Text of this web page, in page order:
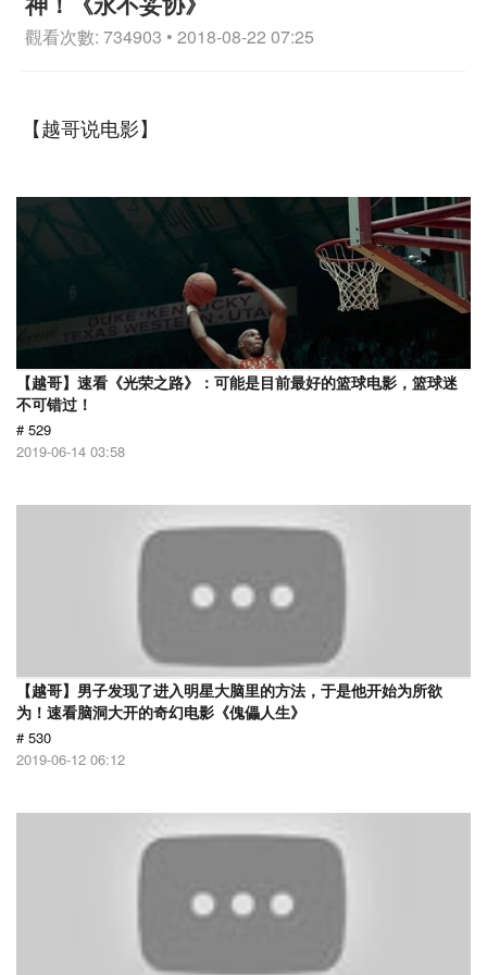
觀看次數: 734903 • 2018-08-22 07:25
【越哥说电影】
【越哥】速看《光荣之路》：可能是目前最好的篮球电影，篮球迷
不可错过！
# 529
2019-06-14 03:58
【越哥】男子发现了进入明星大脑里的方法，于是他开始为所欲
为！速看脑洞大开的奇幻电影《傀儡人生》
# 530
2019-06-12 06:12